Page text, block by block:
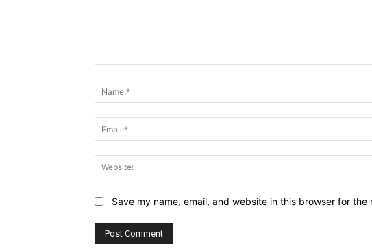
Save my name, email, and website in this browser for the